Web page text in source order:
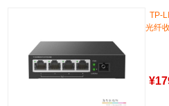
TP-
光纤
¥